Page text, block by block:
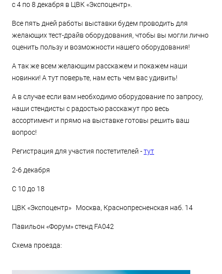
с 4 по 8 декабря в ЦВК «Экспоцентр».
Все пять дней работы выставки будем проводить для
желающих тест-драйв оборудования, чтобы вы могли лично
оценить пользу и возможности нашего оборудования!
А так же всем желающим расскажем и покажем наши
новинки! А тут поверьте, нам есть чем вас удивить!
А в случае если вам необходимо оборудование по запросу,
наши стендисты с радостью расскажут про весь
ассортимент и прямо на выставке готовы решить ваш
вопрос!
Регистрация для участия постетителей -тут
2-6 декабря
С 10 до 18
ЦВК «Экспоцентр» Москва, Краснопресненская наб. 14
Павильон «Форум» стенд FA042
Схема проезда: